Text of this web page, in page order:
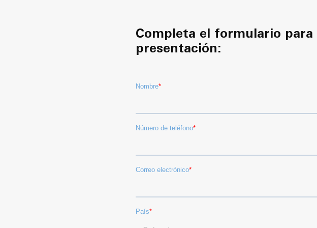
Completa el formulario para
presentación: